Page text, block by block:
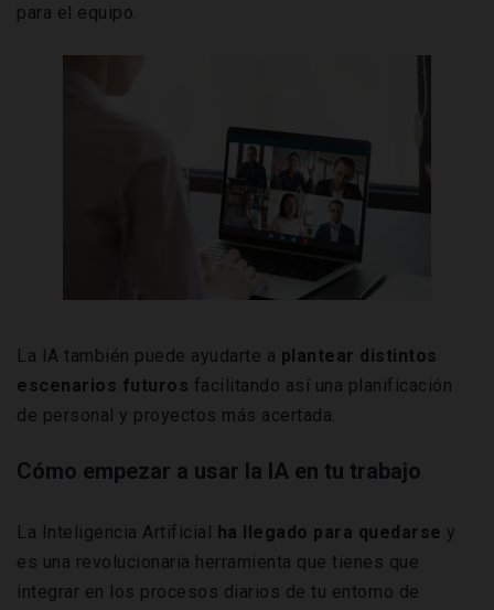
para el equipo.
La IA también puede ayudarte a plantear distintos
escenarios futuros facilitando así una planificación
de personal y proyectos más acertada.
Cómo empezar a usar la IA en tu trabajo
La Inteligencia Artificial ha llegado para quedarse y
es una revolucionaria herramienta que tienes que
integrar en los procesos diarios de tu entorno de